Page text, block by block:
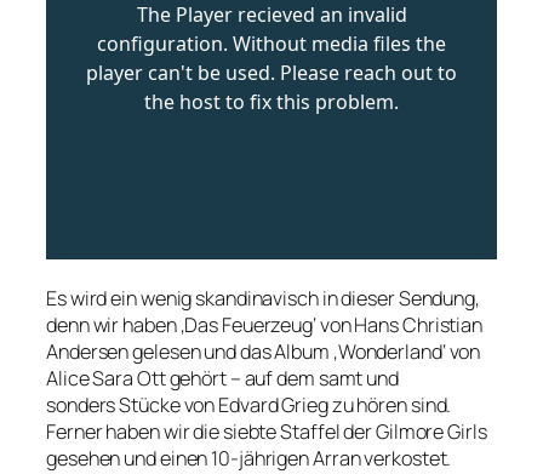
Es wird ein wenig skandinavisch in dieser Sendung,
denn wir haben ‚Das Feuerzeug‘ von Hans Christian
Andersen gelesen und das Album ‚Wonderland‘ von
Alice Sara Ott gehört – auf dem samt und
sonders Stücke von Edvard Grieg zu hören sind.
Ferner haben wir die siebte Staffel der Gilmore Girls
gesehen und einen 10-jährigen Arran verkostet.